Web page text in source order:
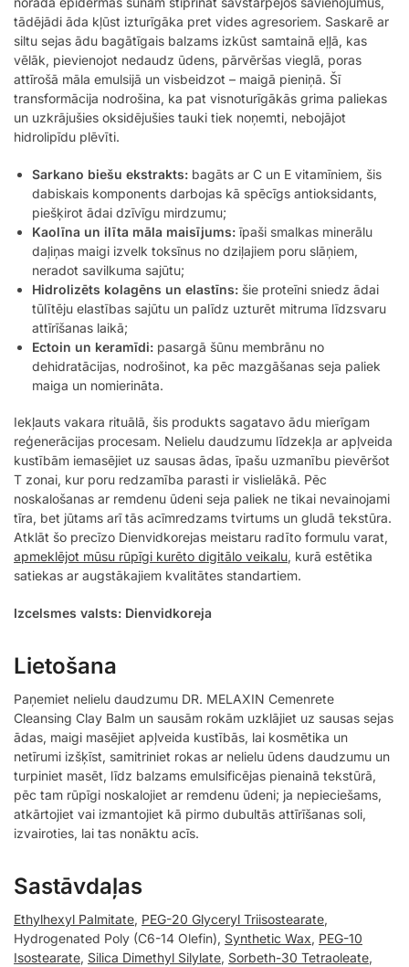
tādējādi āda kļūst izturīgāka pret vides agresoriem. Saskarē ar
siltu sejas ādu bagātīgais balzams izkūst samtainā eļļā, kas
vēlāk, pievienojot nedaudz ūdens, pārvēršas vieglā, poras
attīrošā māla emulsijā un visbeidzot – maigā pieniņā. Šī
transformācija nodrošina, ka pat visnoturīgākās grima paliekas
un uzkrājušies oksidējušies tauki tiek noņemti, nebojājot
hidrolipīdu plēvīti.
Sarkano biešu ekstrakts: bagāts ar C un E vitamīniem, šis
dabiskais komponents darbojas kā spēcīgs antioksidants,
piešķirot ādai dzīvīgu mirdzumu;
Kaolīna un ilīta māla maisījums:īpaši smalkas minerālu
daļiņas maigi izvelk toksīnus no dziļajiem poru slāņiem,
neradot savilkuma sajūtu;
Hidrolizēts kolagēns un elastīns: šie proteīni sniedz ādai
tūlītēju elastības sajūtu un palīdz uzturēt mitruma līdzsvaru
attīrīšanas laikā;
Ectoin un keramīdi: pasargā šūnu membrānu no
dehidratācijas, nodrošinot, ka pēc mazgāšanas seja paliek
maiga un nomierināta.
Iekļauts vakara rituālā, šis produkts sagatavo ādu mierīgam
reģenerācijas procesam. Nelielu daudzumu līdzekļa ar apļveida
kustībām iemasējiet uz sausas ādas, īpašu uzmanību pievēršot
T zonai, kur poru redzamība parasti ir vislielākā. Pēc
noskalošanas ar remdenu ūdeni seja paliek ne tikai nevainojami
tīra, bet jūtams arī tās acīmredzams tvirtums un gludā tekstūra.
Atklāt šo precīzo Dienvidkorejas meistaru radīto formulu varat,
apmeklējot mūsu rūpīgi kurēto digitālo veikalu, kurā estētika
satiekas ar augstākajiem kvalitātes standartiem.
Izcelsmes valsts: Dienvidkoreja
Lietošana
Paņemiet nelielu daudzumu DR. MELAXIN Cemenrete
Cleansing Clay Balm un sausām rokām uzklājiet uz sausas sejas
ādas, maigi masējiet apļveida kustībās, lai kosmētika un
netīrumi izšķīst, samitriniet rokas ar nelielu ūdens daudzumu un
turpiniet masēt, līdz balzams emulsificējas pienainā tekstūrā,
pēc tam rūpīgi noskalojiet ar remdenu ūdeni; ja nepieciešams,
atkārtojiet vai izmantojiet kā pirmo dubultās attīrīšanas soli,
izvairoties, lai tas nonāktu acīs.
Sastāvdaļas
Ethylhexyl Palmitate, PEG-20 Glyceryl Triisostearate,
Hydrogenated Poly (C6-14 Olefin), Synthetic Wax, PEG-10
Isostearate, Silica Dimethyl Silylate, Sorbeth-30 Tetraoleate,